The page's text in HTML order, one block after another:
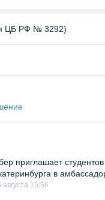
ЦБ РФ № 3292)
приглашает студентов
в
августа 15:56